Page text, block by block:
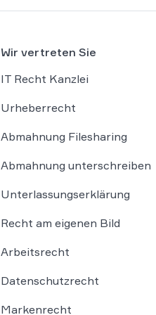
Wir vertreten Sie
IT Recht Kanzlei
Urheberrecht
Abmahnung Filesharing
Abmahnung unterschreiben
Unterlassungserklärung
Recht am eigenen Bild
Arbeitsrecht
Datenschutzrecht
Markenrecht